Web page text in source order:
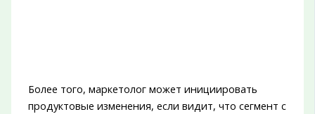
Более того, маркетолог может инициировать
продуктовые изменения, если видит, что сегмент с